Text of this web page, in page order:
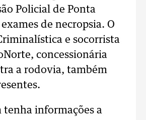
Policial de Ponta
de necropsia. O
e socorrista
concessionária
a rodovia, também
tenha informações a